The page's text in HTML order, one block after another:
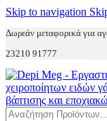
Skip to navigation
Δωρεάν μεταφορικά για
23210 91777